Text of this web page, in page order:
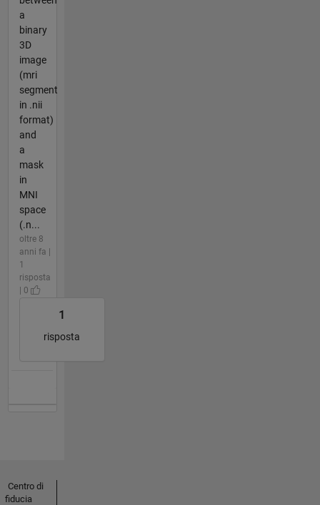
a
binary
3D
image
(mri
segment
in .nii
format)
and
a
mask
in
MNI
space
(.n...
oltre 8
anni fa |
1
risposta
| 0
1
risposta
Centro di
fiducia